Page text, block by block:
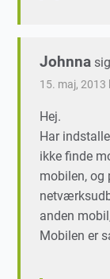
Johnna
15. maj, 2013
Hej.
Har
ikke finde
mobilen, og
anden
Mobilen er